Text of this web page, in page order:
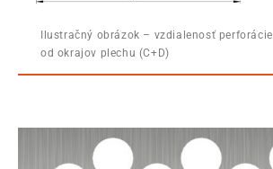
Ilustračný obrázok – vzdialenosť perforácie
od okrajov plechu (C+D)